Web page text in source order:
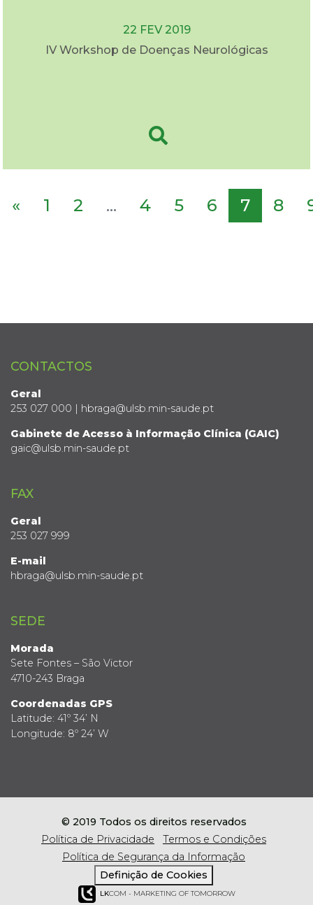
22 FEV 2019
IV Workshop de Doenças Neurológicas
« 1 2 ... 4 5 6 7 8
CONTACTOS
Geral
253 027 000 | hbraga@ulsb.min-saude.pt
Gabinete de Acesso à Informação Clínica (GAIC)
gaic@ulsb.min-saude.pt
FAX
Geral
253 027 999
E-mail
hbraga@ulsb.min-saude.pt
SEDE
Morada
Sete Fontes – São Victor
4710-243 Braga
Coordenadas GPS
Latitude: 41º 34’ N
Longitude: 8º 24’ W
© 2019 Todos os direitos reservados
Política de Privacidade
Termos e Condições
Política de Segurança da Informação
Definição de Cookies
LKCOM - MARKETING OF TOMORROW